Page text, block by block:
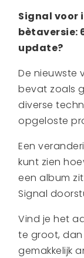
Signal voor
bètaversie:
update?
De nieuwste
bevat zoals
diverse
opgeloste
Een
kunt zien
een album
Signal
Vind je het
te groot,
gemakkelijk